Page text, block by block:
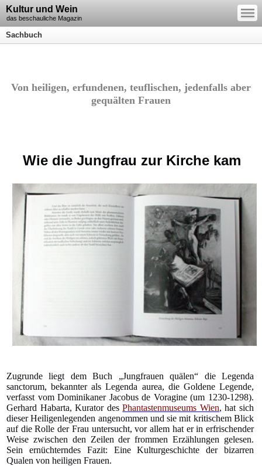
Kultur und Wein
das beschauliche Magazin
—
—
—
Sachbuch
Von heiligen, erfundenen, teuflischen, jedenfalls aber
gequälten Frauen
Wie die Jungfrau zur Kirche kam
Zugrunde liegt dem Buch „Jungfrauen quälen“ die Legenda
sanctorum, bekannter als Legenda aurea, die Goldene Legende,
verfasst vom Dominikaner Jacobus de Voragine (um 1230-1298).
Gerhard Habarta, Kurator desPhantastenmuseums Wien, hat sich
dieser Heiligenlegenden angenommen und sie mit kritischem Blick
auf die Rolle der Frau untersucht, vor allem hat er in erfrischender
Weise zwischen den Zeilen der frommen Erzählungen gelesen.
Sein ernüchterndes Fazit: Eine Kulturgeschichte der bizarren
Qualen von heiligen Frauen.